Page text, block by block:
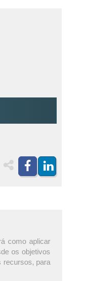
como aplicar
os objetivos
recursos, para